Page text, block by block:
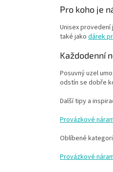
Pro koho je
Unisex
také jako dárek
Každodenní
Posuvný uzel
odstín se dobře
Další tipy a
Provázkové
Oblíbené
Provázkové